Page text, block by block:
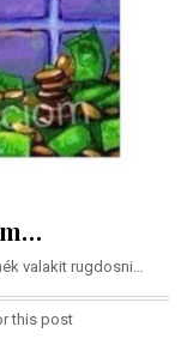
valakit rugdosni…
this post